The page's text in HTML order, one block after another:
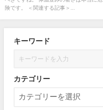
険です。 ＜関連する記事＞...
キーワード
カテゴリー